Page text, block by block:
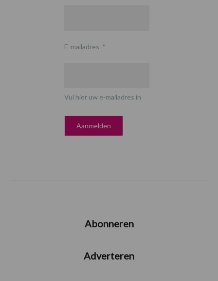
E-mailadres *
Vul hier uw e-mailadres in
Abonneren
Adverteren